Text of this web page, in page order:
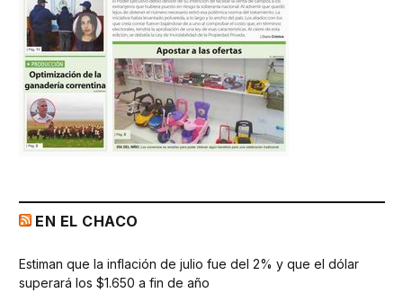
EN EL CHACO
Estiman que la inflación de julio fue del 2% y que el dólar
superará los $1.650 a fin de año